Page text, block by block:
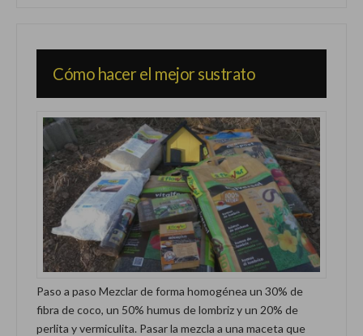
Cómo hacer el mejor sustrato
Paso a paso Mezclar de forma homogénea un 30% de
fibra de coco, un 50% humus de lombriz y un 20% de
perlita y vermiculita. Pasar la mezcla a una maceta que